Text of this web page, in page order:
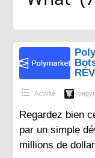
Activité
Regardez bien
par un simple
millions de